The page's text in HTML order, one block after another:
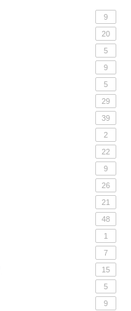
9
20
5
9
5
29
39
2
22
9
26
21
48
1
7
15
5
9